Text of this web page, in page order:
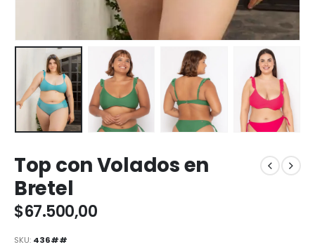
Top con Volados en
Bretel
$67.500,00
SKU: 436##